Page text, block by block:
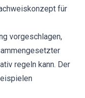
für
vorgeschlagen,
regeln kann. Der